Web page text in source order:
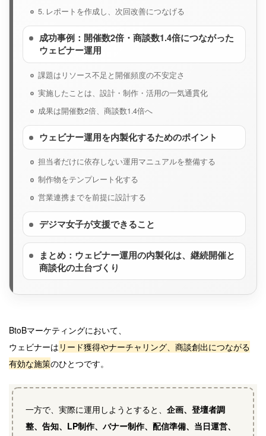
5. レポートを作成し、次回改善につなげる
成功事例：開催数2倍・商談数1.4倍につながった
ウェビナー運用
課題はリソース不足と開催頻度の不安定さ
実施したことは、設計・制作・活用の一気通貫化
成果は開催数2倍、商談数1.4倍へ
ウェビナー運用を内製化するためのポイント
担当者だけに依存しない運用マニュアルを整備する
制作物をテンプレート化する
営業連携までを前提に設計する
デジマ女子が支援できること
まとめ：ウェビナー運用の内製化は、継続開催と
商談化の土台づくり
BtoBマーケティングにおいて、
ウェビナーは リード獲得やナーチャリング、商談創出につながる
有効な施策のひとつです。
一方で、実際に運用しようとすると、 企画、登壇者調
整、告知、LP制作、バナー制作、配信準備、当日運営、